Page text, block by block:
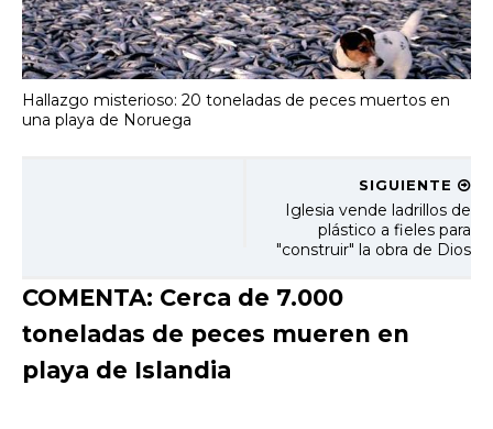
Hallazgo misterioso: 20 toneladas de peces muertos en
una playa de Noruega
SIGUIENTE
Iglesia vende ladrillos de
plástico a fieles para
"construir" la obra de Dios
COMENTA: Cerca de 7.000
toneladas de peces mueren en
playa de Islandia